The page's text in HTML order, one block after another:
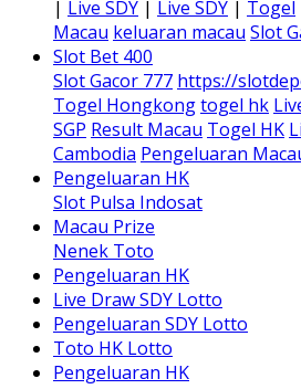
| Live SDY | Live SDY | Togel
Macau keluaran macau Slot
Slot Bet 400
Slot Gacor 777 https://
Togel Hongkongtogel hk
SGP Result Macau Togel HK
Cambodia Pengeluaran
Pengeluaran HK
Slot Pulsa Indosat
Macau Prize
Nenek Toto
Pengeluaran HK
Live Draw SDY Lotto
Pengeluaran SDY Lotto
Toto HK Lotto
Pengeluaran HK